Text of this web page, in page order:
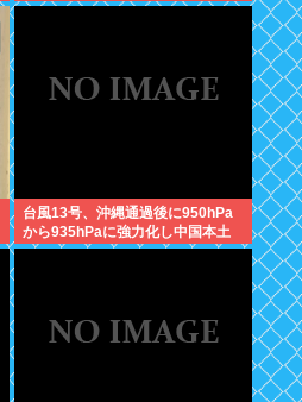
台風13号、沖縄通過後に950hPa
から935hPaに強力化し中国本土
へwww